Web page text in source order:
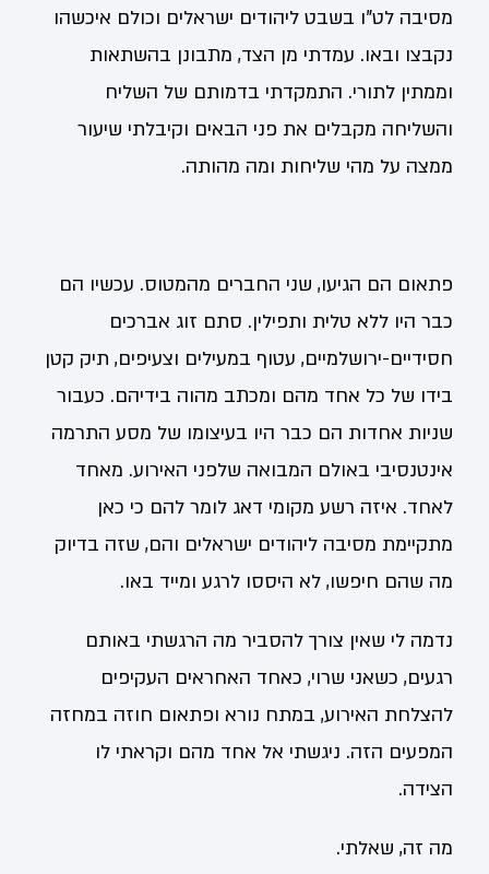
מסיבה לט"ו בשבט ליהודים ישראלים וכולם איכשהו
נקבצו ובאו. עמדתי מן הצד, מתבונן בהשתאות
וממתין לתורי. התמקדתי בדמותם של השליח
והשליחה מקבלים את פני הבאים וקיבלתי שיעור
ממצה על מהי שליחות ומה מהותה.
פתאום הם הגיעו, שני החברים מהמטוס. עכשיו הם
כבר היו ללא טלית ותפילין. סתם זוג אברכים
חסידיים-ירושלמיים, עטוף במעילים וצעיפים, תיק קטן
בידו של כל אחד מהם ומכתב מהוה בידיהם. כעבור
שניות אחדות הם כבר היו בעיצומו של מסע התרמה
אינטנסיבי באולם המבואה שלפני האירוע. מאחד
לאחד. איזה רשע מקומי דאג לומר להם כי כאן
מתקיימת מסיבה ליהודים ישראלים והם, שזה בדיוק
מה שהם חיפשו, לא היססו לרגע ומייד באו.
נדמה לי שאין צורך להסביר מה הרגשתי באותם
רגעים, כשאני שרוי, כאחד האחראים העקיפים
להצלחת האירוע, במתח נורא ופתאום חוזה במחזה
המפעים הזה. ניגשתי אל אחד מהם וקראתי לו
הצידה.
מה זה, שאלתי.